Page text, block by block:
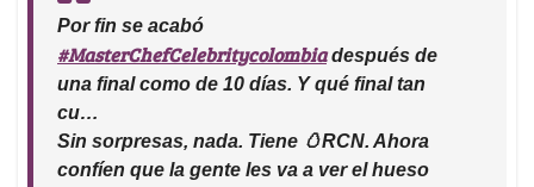
Por fin se acabó
#MasterChefCelebritycolombiadespués de
una final como de 10 días. Y qué final tan
cu…
Sin sorpresas, nada. Tiene 🥚RCN. Ahora
confíen que la gente les va a ver el hueso